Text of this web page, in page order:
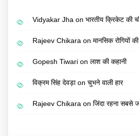
Vidyakar Jha on भारतीय क्रिकेट की
Rajeev Chikara on मानसिक रोगियों
Gopesh Tiwari on लाश की कहानी
विक्रम सिंह देवड़ाon चुभने वाली हार
Rajeev Chikara on जिंदा रहना सबसे